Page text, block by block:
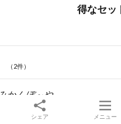
得なセッ
（2件）
みかんぼ～や
シェア メニュー